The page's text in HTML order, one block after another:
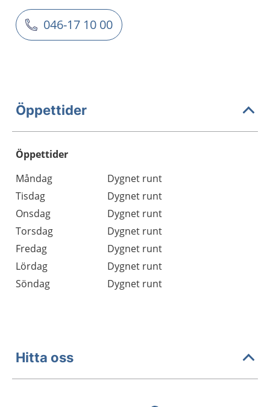
046-17 10 00
Öppettider
Öppettider
Dag
Öppettider
Kommentarer
Måndag
Dygnet runt
Tisdag
Dygnet runt
Onsdag
Dygnet runt
Torsdag
Dygnet runt
Fredag
Dygnet runt
Lördag
Dygnet runt
Söndag
Dygnet runt
Hitta oss